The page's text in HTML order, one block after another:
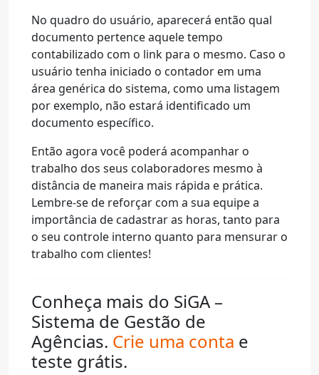
No quadro do usuário, aparecerá então qual
documento pertence aquele tempo
contabilizado com o link para o mesmo. Caso o
usuário tenha iniciado o contador em uma
área genérica do sistema, como uma listagem
por exemplo, não estará identificado um
documento específico.
Então agora você poderá acompanhar o
trabalho dos seus colaboradores mesmo à
distância de maneira mais rápida e prática.
Lembre-se de reforçar com a sua equipe a
importância de cadastrar as horas, tanto para
o seu controle interno quanto para mensurar o
trabalho com clientes!
Conheça mais do SiGA –
Sistema de Gestão de
Agências. Crie uma conta e
teste grátis.